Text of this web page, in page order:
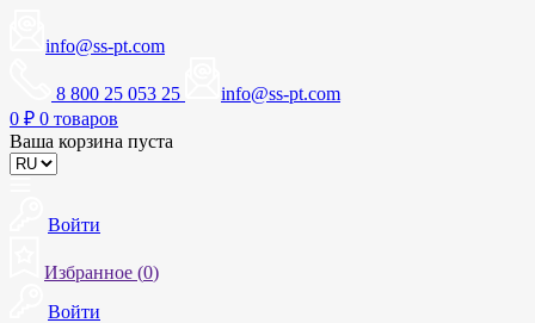
info@ss-pt.com
8 800 25 053 25
info@ss-pt.com
0 ₽ 0 товаров
Ваша корзина пуста
Войти
Избранное (0)
Войти